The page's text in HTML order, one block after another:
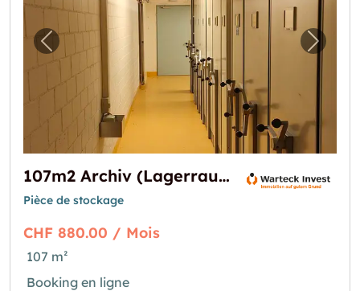
Image précédente pour "107m2 Archiv
107m2 Archiv (Lagerraum) Schaffhausen - Stauffacherstrasse 36
Pièce de stockage
CHF 880.00 / Mois
107 m²
Booking en ligne